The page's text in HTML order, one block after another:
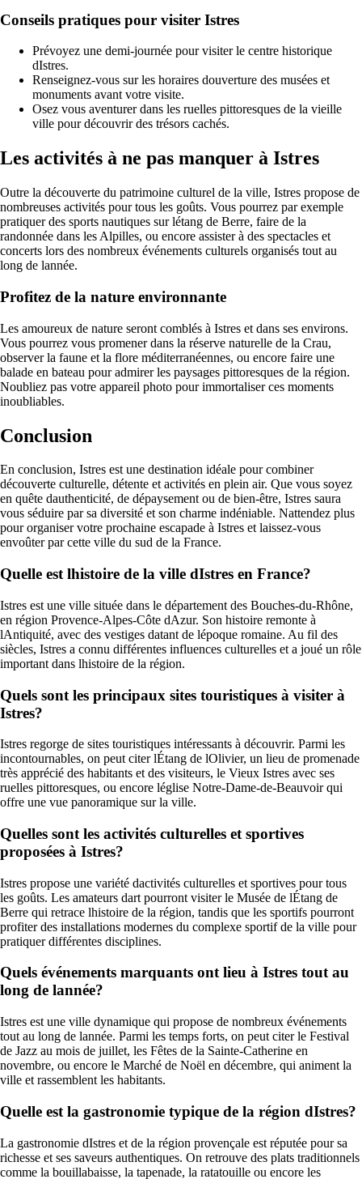
Conseils pratiques pour visiter Istres
Prévoyez une demi-journée pour visiter le centre historique
dIstres.
Renseignez-vous sur les horaires douverture des musées et
monuments avant votre visite.
Osez vous aventurer dans les ruelles pittoresques de la vieille
ville pour découvrir des trésors cachés.
Les activités à ne pas manquer à Istres
Outre la découverte du patrimoine culturel de la ville, Istres propose de
nombreuses activités pour tous les goûts. Vous pourrez par exemple
pratiquer des sports nautiques sur létang de Berre, faire de la
randonnée dans les Alpilles, ou encore assister à des spectacles et
concerts lors des nombreux événements culturels organisés tout au
long de lannée.
Profitez de la nature environnante
Les amoureux de nature seront comblés à Istres et dans ses environs.
Vous pourrez vous promener dans la réserve naturelle de la Crau,
observer la faune et la flore méditerranéennes, ou encore faire une
balade en bateau pour admirer les paysages pittoresques de la région.
Noubliez pas votre appareil photo pour immortaliser ces moments
inoubliables.
Conclusion
En conclusion, Istres est une destination idéale pour combiner
découverte culturelle, détente et activités en plein air. Que vous soyez
en quête dauthenticité, de dépaysement ou de bien-être, Istres saura
vous séduire par sa diversité et son charme indéniable. Nattendez plus
pour organiser votre prochaine escapade à Istres et laissez-vous
envoûter par cette ville du sud de la France.
Quelle est lhistoire de la ville dIstres en France?
Istres est une ville située dans le département des Bouches-du-Rhône,
en région Provence-Alpes-Côte dAzur. Son histoire remonte à
lAntiquité, avec des vestiges datant de lépoque romaine. Au fil des
siècles, Istres a connu différentes influences culturelles et a joué un rôle
important dans lhistoire de la région.
Quels sont les principaux sites touristiques à visiter à
Istres?
Istres regorge de sites touristiques intéressants à découvrir. Parmi les
incontournables, on peut citer lÉtang de lOlivier, un lieu de promenade
très apprécié des habitants et des visiteurs, le Vieux Istres avec ses
ruelles pittoresques, ou encore léglise Notre-Dame-de-Beauvoir qui
offre une vue panoramique sur la ville.
Quelles sont les activités culturelles et sportives
proposées à Istres?
Istres propose une variété dactivités culturelles et sportives pour tous
les goûts. Les amateurs dart pourront visiter le Musée de lÉtang de
Berre qui retrace lhistoire de la région, tandis que les sportifs pourront
profiter des installations modernes du complexe sportif de la ville pour
pratiquer différentes disciplines.
Quels événements marquants ont lieu à Istres tout au
long de lannée?
Istres est une ville dynamique qui propose de nombreux événements
tout au long de lannée. Parmi les temps forts, on peut citer le Festival
de Jazz au mois de juillet, les Fêtes de la Sainte-Catherine en
novembre, ou encore le Marché de Noël en décembre, qui animent la
ville et rassemblent les habitants.
Quelle est la gastronomie typique de la région dIstres?
La gastronomie dIstres et de la région provençale est réputée pour sa
richesse et ses saveurs authentiques. On retrouve des plats traditionnels
comme la bouillabaisse, la tapenade, la ratatouille ou encore les